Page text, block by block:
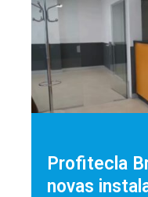
Profitecla
novas